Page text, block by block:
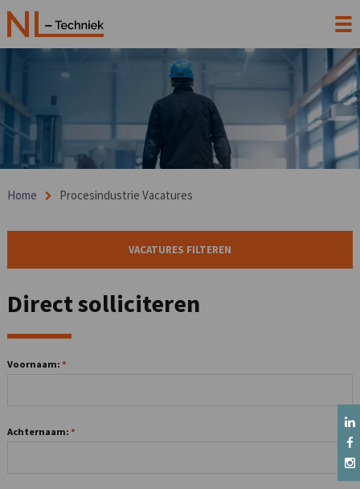
Home Procesindustrie Vacatures
VACATURES FILTEREN
Direct solliciteren
Voornaam:
Achternaam: